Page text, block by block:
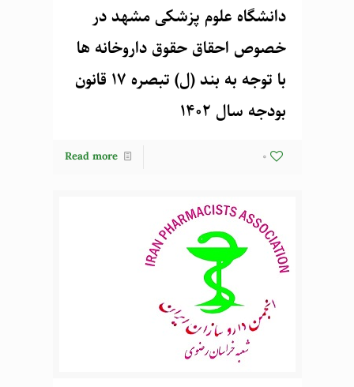
دانشگاه علوم پزشکی مشهد در
خصوص احقاق حقوق داروخانه ها
با توجه به بند (ل) تبصره 17 قانون
بودجه سال 1402
0
Read more